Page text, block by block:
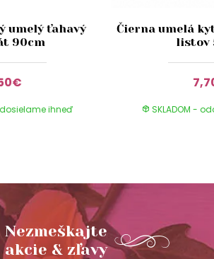
umelý ťahavý
90cm
ihneď
Čierna umelá
listov
SKLADOM -
Nezmeškajte
akcie & zľavy